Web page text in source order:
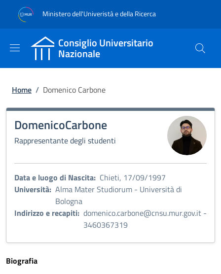
al contenuto principale
to footer content
Ministero dell'Univeristà e della Ricerca
Consiglio Universitario
Nazionale
Briciole di pane
Home / Domenico Carbone
DomenicoCarbone
Rappresentante degli studenti
Immagine:
Data e luogo di Nascita: Chieti, 17/09/1997
Università: Alma Mater Studiorum - Università di
Bologna
Indirizzo e recapiti: domenico.carbone@cnsu.mur.gov.it -
3460367319
Biografia